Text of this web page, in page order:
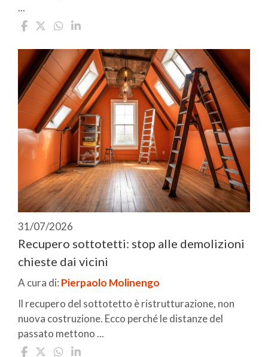
...
31/07/2026
Recupero sottotetti: stop alle demolizioni
chieste dai vicini
A cura di: Pierpaolo Molinengo
Il recupero del sottotetto è ristrutturazione, non
nuova costruzione. Ecco perché le distanze del
passato mettono ...